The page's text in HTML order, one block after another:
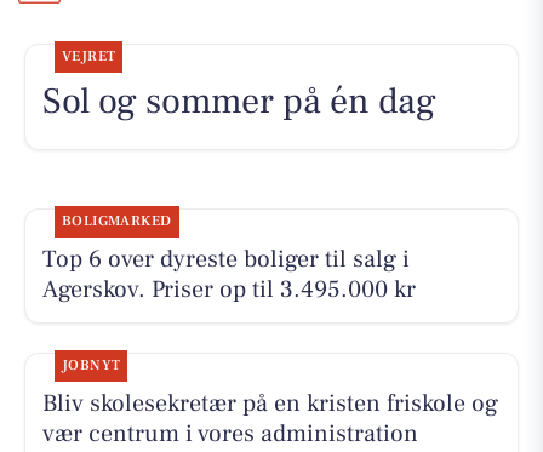
VEJRET
Sol og sommer på én dag
BOLIGMARKED
Top 6 over dyreste boliger til salg i
Agerskov. Priser op til 3.495.000 kr
JOBNYT
Bliv skolesekretær på en kristen friskole og
vær centrum i vores administration